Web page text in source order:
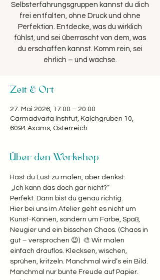
Selbsterfahrungsgruppen kannst du dich
frei entfalten, ohne Druck und ohne
Perfektion. Entdecke, was du wirklich
fühlst, und sei überrascht von dem, was
du erschaffen kannst. Komm rein, sei
Zeit & Ort
27. Mai 2026, 17:00 – 20:00
Carmadvaita Institut, Kalchgruben 10,
6094 Axams, Österreich
Über den Workshop
Hast du Lust zu malen, aber denkst:
„Ich kann das doch gar nicht?“
Perfekt. Dann bist du genau richtig.
Hier bei uns im Atelier geht es nicht um
Kunst-Können, sondern um Farbe, Spaß,
Neugier und ein bisschen Chaos. (Chaos in
gut – versprochen 😉)  🎨 Wir malen
einfach drauflos. Klecksen, wischen,
sprühen, kritzeln. Manchmal wird’s ein Bild.
Manchmal nur bunte Freude auf Papier.